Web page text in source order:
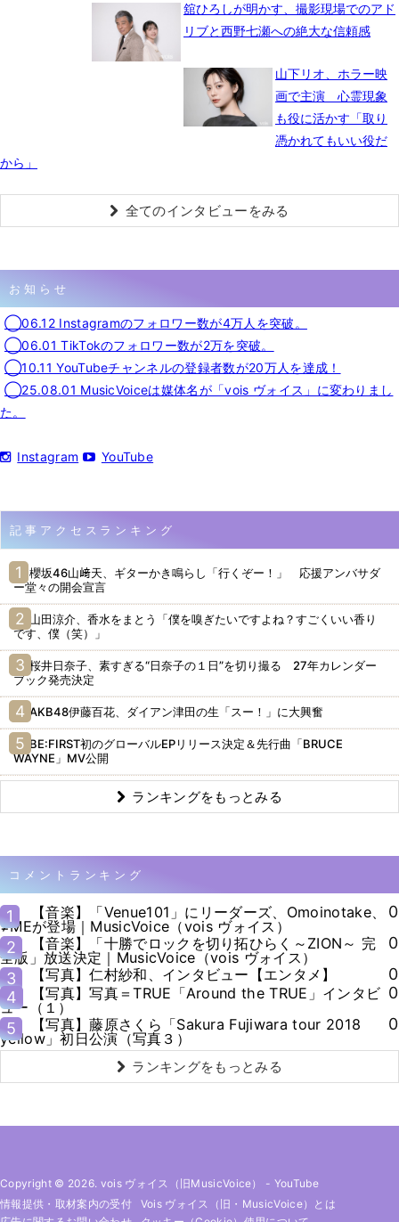
舘ひろしが明かす、撮影現場でのアド
リブと西野七瀬への絶大な信頼感
山下リオ、ホラー映
画で主演 心霊現象
も役に活かす「取り
憑かれてもいい役だ
から」
全てのインタビューをみる
お知らせ
◯06.12 Instagramのフォロワー数が4万人を突破。
◯06.01 TikTokのフォロワー数が2万を突破。
◯10.11 YouTubeチャンネルの登録者数が20万人を達成！
◯25.08.01 MusicVoiceは媒体名が「vois ヴォイス」に変わりまし
た。
Instagram YouTube
記事アクセスランキング
櫻坂46山﨑天、ギターかき鳴らし「行くぞー！」 応援アンバサダ
ー堂々の開会宣言
山田涼介、香水をまとう「僕を嗅ぎたいですよね？すごくいい香り
です、僕（笑）」
桜井日奈子、素すぎる“日奈子の１日”を切り撮る 27年カレンダー
ブック発売決定
AKB48伊藤百花、ダイアン津田の生「スー！」に大興奮
BE:FIRST初のグローバルEPリリース決定＆先行曲「BRUCE
WAYNE」MV公開
ランキングをもっとみる
コメントランキング
1
【音楽】「Venue101」にリーダーズ、Omoinotake、
≠MEが登場｜MusicVoice（vois ヴォイス）
0
2
【音楽】「十勝でロックを切り拓ひらく～ZION～ 完
全版」放送決定｜MusicVoice（vois ヴォイス）
0
3
【写真】仁村紗和、インタビュー【エンタメ】
0
4
【写真】写真＝TRUE「Around the TRUE」インタビ
ュー（１）
0
5
【写真】藤原さくら「Sakura Fujiwara tour 2018
yellow」初日公演（写真３）
0
ランキングをもっとみる
Copyright © 2026. vois ヴォイス（旧MusicVoice） - YouTube
情報提供・取材案内の受付
Vois ヴォイス（旧・MusicVoice）とは